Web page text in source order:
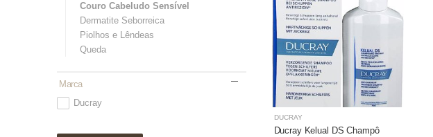
Couro Cabeludo Sensível
Dermatite Seborreica
Piolhos e Lêndeas
Queda
Marca
Ducray
DUCRAY
Ducray Kelual DS Champô